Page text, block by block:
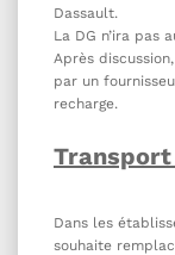
Dassault.
La DG n’ira pas
Après
par un
recharge.
Dans les
souhaite